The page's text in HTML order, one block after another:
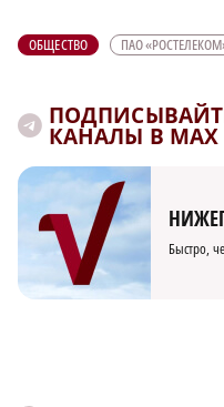
ОБЩЕСТВО ПАО
КАНАЛЫ В MAX
Быстро,